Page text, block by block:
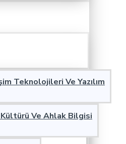
Teknolojileri Ve Yazılım
Ve Ahlak Bilgisi